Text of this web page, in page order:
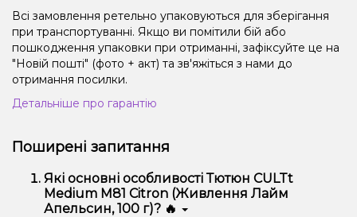
Всі замовлення ретельно упаковуються для зберігання
при транспортуванні. Якщо ви помітили бій або
пошкодження упаковки при отриманні, зафіксуйте це на
"Новій пошті" (фото + акт) та зв'яжіться з нами до
отримання посилки.
Детальніше про гарантію
Поширені запитання
Які основні особливості Тютюн CULTt
Medium M81 Citron (Живлення Лайм
Апельсин, 100 г)? 🔥